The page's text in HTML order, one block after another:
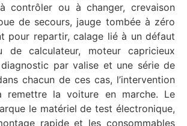
contrôler ou à changer, crevaison
de secours, jauge tombée à zéro
pour repartir, calage lié à un défaut
de calculateur, moteur capricieux
par valise et une série de
chacun de ces cas, l’intervention
remettre la voiture en marche. Le
le matériel de test électronique,
rapide et les consommables